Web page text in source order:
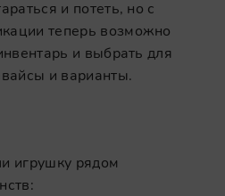
и потеть, но с
теперь возможно
и выбрать для
и варианты.
игрушку рядом